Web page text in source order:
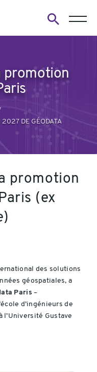
form
promotion
DE GÉODATA
promotion
(ex
des solutions
géospatiales, a
Paris –
d’ingénieurs de
l’Université Gustave